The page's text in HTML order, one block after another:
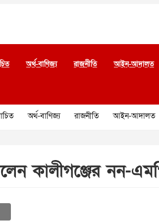
অর্থ-বাণিজ্য রাজনীতি আইন-আদালত
অর্থ-বাণিজ্য রাজনীতি আইন-আদালত
কালীগঞ্জের নন-